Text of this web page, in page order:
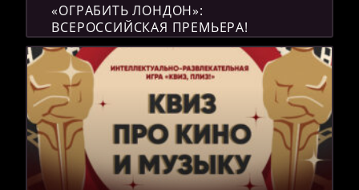
«ОГРАБИТЬ ЛОНДОН»:
ВСЕРОССИЙСКАЯ ПРЕМЬЕРА!